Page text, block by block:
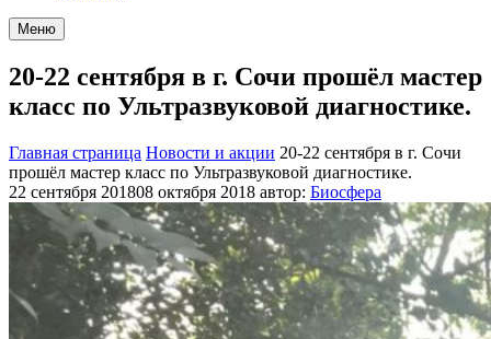
Меню
20-22 сентября в г. Сочи прошёл мастер
класс по Ультразвуковой диагностике.
Главная страница Новости и акции 20-22 сентября в г. Сочи
прошёл мастер класс по Ультразвуковой диагностике.
22 сентября 201808 октября 2018 автор: Биосфера